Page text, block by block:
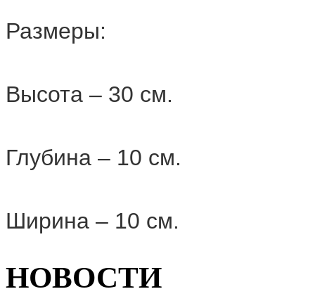
Размеры:
Высота – 30 см.
Глубина – 10 см.
Ширина – 10 см.
НОВОСТИ